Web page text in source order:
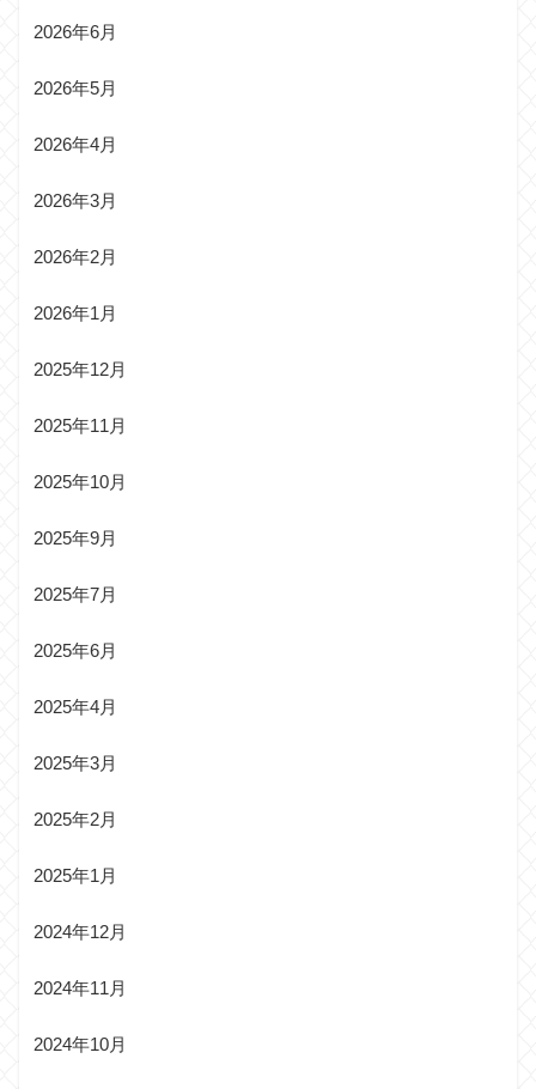
2026年6月
2026年5月
2026年4月
2026年3月
2026年2月
2026年1月
2025年12月
2025年11月
2025年10月
2025年9月
2025年7月
2025年6月
2025年4月
2025年3月
2025年2月
2025年1月
2024年12月
2024年11月
2024年10月